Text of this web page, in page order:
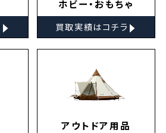
▸
ホビー・おもちゃ
買取実績はコチラ ▸
アウトドア用品